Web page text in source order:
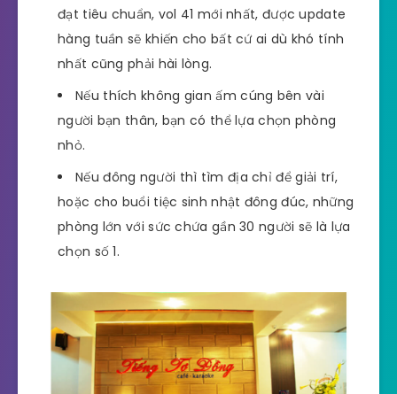
đạt tiêu chuẩn, vol 41 mới nhất, được update
hàng tuần sẽ khiến cho bất cứ ai dù khó tính
nhất cũng phải hài lòng.
Nếu thích không gian ấm cúng bên vài
người bạn thân, bạn có thể lựa chọn phòng
nhỏ.
Nếu đông người thì tìm địa chỉ để giải trí,
hoặc cho buổi tiệc sinh nhật đông đúc, những
phòng lớn với sức chứa gần 30 người sẽ là lựa
chọn số 1.